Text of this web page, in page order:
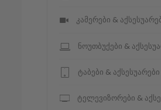
კამერები &
ნოუთბუქები &
ტაბები & აქსესუარები
ტელევიზორები &